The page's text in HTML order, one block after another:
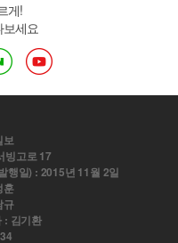
게!
세요
보
빙고로 17
행일) : 2015년 11월 2일
훈
규
: 김기환